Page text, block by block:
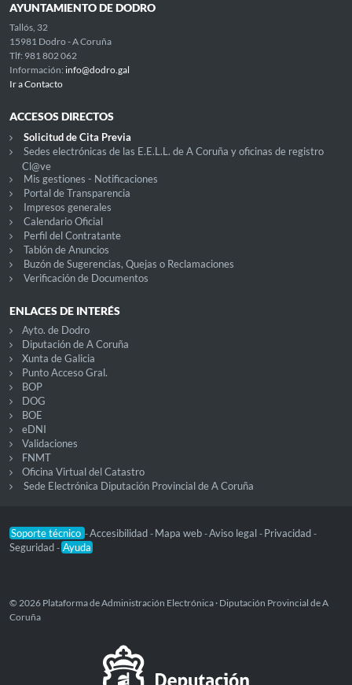
AYUNTAMIENTO DE DODRO
Tallós, 32
15981 Dodro - A Coruña
Tlf: 981 802 062
Información: info@dodro.gal
Ir a Contacto
ACCESOS DIRECTOS
Solicitud de Cita Previa
Sedes electrónicas de las E.E.L.L. de A Coruña y oficinas de registro
Cl@ve
Mis gestiones - Notificaciones
Portal de Transparencia
Impresos generales
Calendario Oficial
Perfil del Contratante
Tablón de Anuncios
Buzón de Sugerencias, Quejas o Reclamaciones
Verificación de Documentos
ENLACES DE INTERÉS
Ayto. de Dodro
Diputación de A Coruña
Xunta de Galicia
Punto Acceso Gral.
BOP
DOG
BOE
eDNI
Validaciones
FNMT
Oficina Virtual del Catastro
Sede Electrónica Diputación Provincial de A Coruña
Soporte técnico -Accesibilidad - Mapa web -Aviso legal - Privacidad -
Seguridad - Ayuda
© 2026 Plataforma de Administración Electrónica · Diputación Provincial de A
Coruña